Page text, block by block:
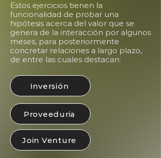
Estos ejercicios tienen la
funcionalidad de probar una
hipótesis acerca del valor que se
genera de la interacción por algunos
meses, para posteriormente
concretar relaciones a largo plazo,
de entre las cuales destacan:
Inversión
Proveeduria
Join Venture